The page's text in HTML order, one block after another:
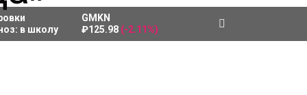
в школу
GMKN
₽125.98 (-2.11%)